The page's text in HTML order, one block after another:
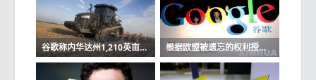
谷歌称内华达州1,210英亩土地将用于未来数据中心 根据欧盟被遗忘的权利授权谷歌的义务适用于全球